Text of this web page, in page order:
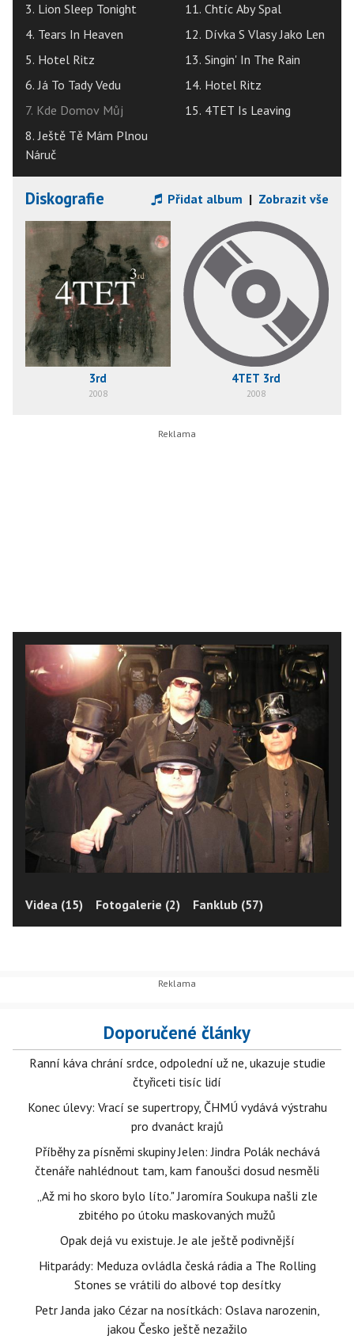
3. Lion Sleep Tonight
4. Tears In Heaven
5. Hotel Ritz
6. Já To Tady Vedu
7. Kde Domov Můj
8. Ještě Tě Mám Plnou
Náruč
11. Chtíc Aby Spal
12. Dívka S Vlasy Jako Len
13. Singin' In The Rain
14. Hotel Ritz
15. 4TET Is Leaving
Diskografie Přidat album | Zobrazit vše
3rd
2008
4TET 3rd
2008
Videa (15) Fotogalerie (2) Fanklub (57)
Doporučené články
Ranní káva chrání srdce, odpolední už ne, ukazuje studie
čtyřiceti tisíc lidí
Konec úlevy: Vrací se supertropy, ČHMÚ vydává výstrahu
pro dvanáct krajů
Příběhy za písněmi skupiny Jelen: Jindra Polák nechává
čtenáře nahlédnout tam, kam fanoušci dosud nesměli
„Až mi ho skoro bylo líto." Jaromíra Soukupa našli zle
zbitého po útoku maskovaných mužů
Opak dejá vu existuje. Je ale ještě podivnější
Hitparády: Meduza ovládla česká rádia a The Rolling
Stones se vrátili do albové top desítky
Petr Janda jako Cézar na nosítkách: Oslava narozenin,
jakou Česko ještě nezažilo